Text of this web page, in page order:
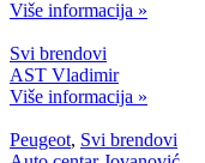
Više informacija »
Svi brendovi
AST Vladimir
Više informacija »
Peugeot, Svi brendovi